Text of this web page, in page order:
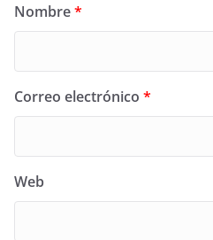
Nombre*
Correo electrónico *
Web